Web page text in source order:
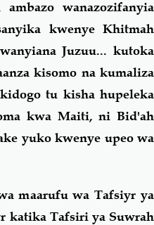
wanazozifanyia
kwenye Khitmah
Juzuu... kutoka
kisomo na kumaliza
tu kisha hupeleka
kwa Maiti, ni Bid'ah
yuko kwenye upeo wa
maarufu wa Tafsiyr ya
katika Tafsiri ya Suwrah